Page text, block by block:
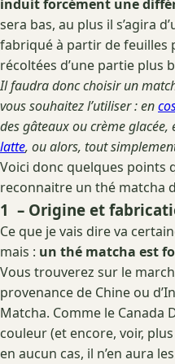
induit forcément une
sera bas, au plus il s’agira
fabriqué à partir de feuilles
récoltées d’une partie plus
Il faudra donc choisir un
vous souhaitez l’utiliser : en
des gâteaux ou crème glacée,
latte, ou alors, tout
Voici donc quelques points
reconnaitre un thé matcha
1 – Origine et
Ce que je vais dire va
mais : un thé matcha est
Vous trouverez sur le
provenance de Chine ou
Matcha. Comme le Canada
couleur (et encore, voir,
en aucun cas, il n’en aura